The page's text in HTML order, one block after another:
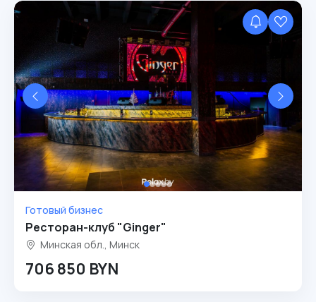
Готовый бизнес
Ресторан-клуб "Ginger"
Минская обл., Минск
706 850 BYN